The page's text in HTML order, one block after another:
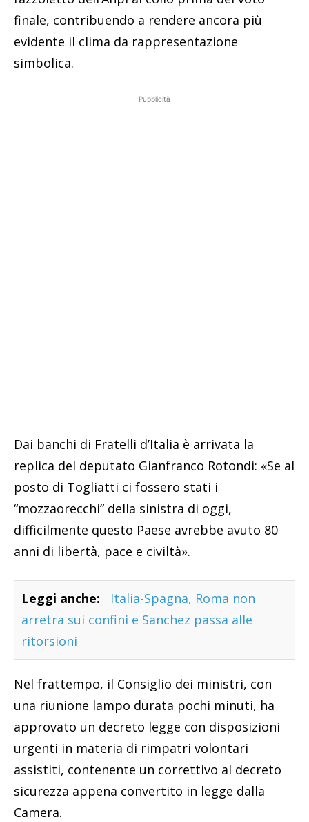
finale, contribuendo a rendere ancora più
evidente il clima da rappresentazione
simbolica.
Pubblicità
Dai banchi di Fratelli d’Italia è arrivata la
replica del deputato Gianfranco Rotondi: «Se al
posto di Togliatti ci fossero stati i
“mozzaorecchi” della sinistra di oggi,
difficilmente questo Paese avrebbe avuto 80
anni di libertà, pace e civiltà».
Leggi anche:
Italia-Spagna, Roma non
arretra sui confini e Sanchez passa alle
ritorsioni
Nel frattempo, il Consiglio dei ministri, con
una riunione lampo durata pochi minuti, ha
approvato un decreto legge con disposizioni
urgenti in materia di rimpatri volontari
assistiti, contenente un correttivo al decreto
sicurezza appena convertito in legge dalla
Camera.